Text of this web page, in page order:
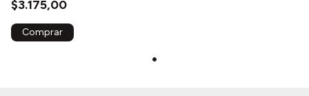
$3.175,00